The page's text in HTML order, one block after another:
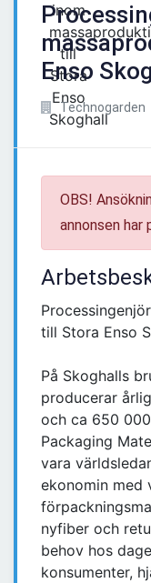
Enso
Technogarden
OBS!
annonsen har
till Stora Enso
På Skoghalls
producerar
och ca 650
Packaging
vara
ekonomin med
nyfiber och
behov hos
konsumenter,